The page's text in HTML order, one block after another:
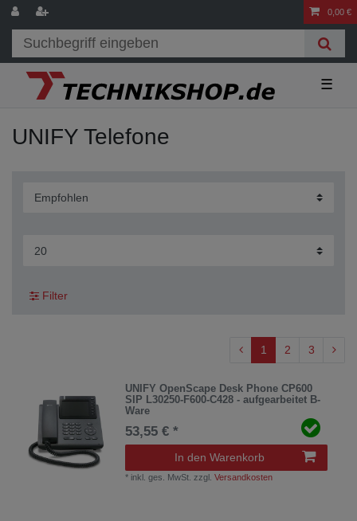
0,00 €
☰
UNIFY Telefone
Filter
1 2 3
UNIFY OpenScape Desk Phone CP600
SIP L30250-F600-C428 - aufgearbeitet B-
Ware
53,55 € *
In den Warenkorb
* inkl. ges. MwSt. zzgl.Versandkosten